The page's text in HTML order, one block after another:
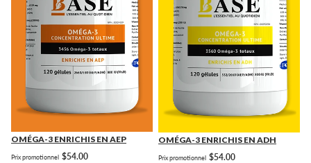
OMÉGA-3 ENRICHIS EN AEP
Prix promotionnel $54.00
OMÉGA-3 ENRICHIS EN ADH
Prix promotionnel $54.00